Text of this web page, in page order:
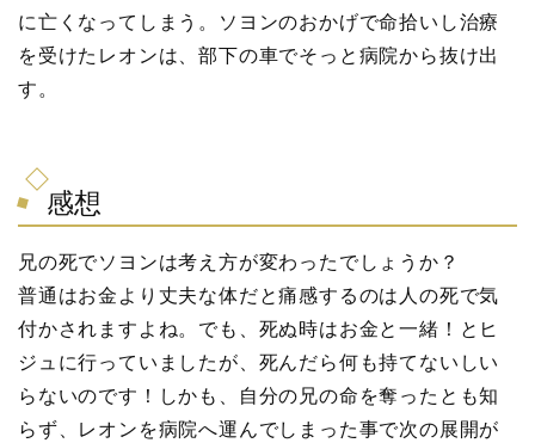
に亡くなってしまう。ソヨンのおかげで命拾いし治療
を受けたレオンは、部下の車でそっと病院から抜け出
す。
感想
兄の死でソヨンは考え方が変わったでしょうか？
普通はお金より丈夫な体だと痛感するのは人の死で気
付かされますよね。でも、死ぬ時はお金と一緒！とヒ
ジュに行っていましたが、死んだら何も持てないしい
らないのです！しかも、自分の兄の命を奪ったとも知
らず、レオンを病院へ運んでしまった事で次の展開が